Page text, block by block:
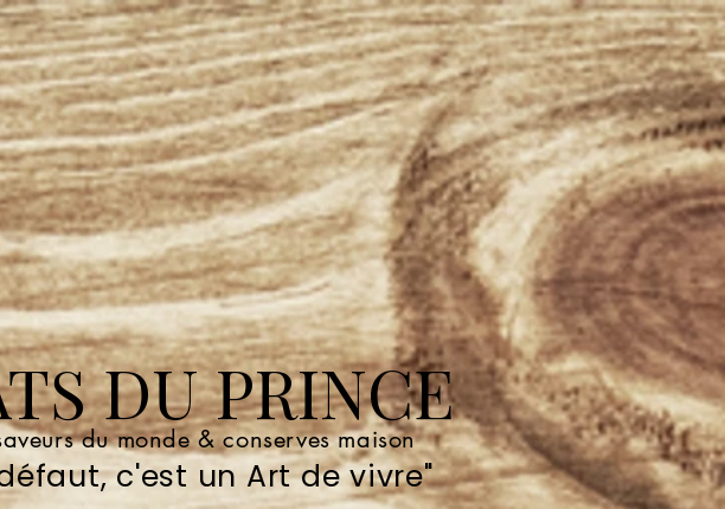
DU PRINCE
du monde & conserves maison
c'est un Art de vivre"